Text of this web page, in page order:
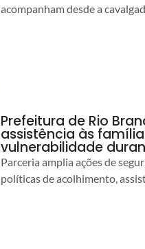
acompanham desde a
Prefeitura de Rio
assistência às
vulnerabilidade
Parceria amplia ações de
políticas de acolhimento,